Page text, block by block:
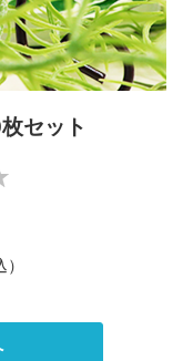
セット
）